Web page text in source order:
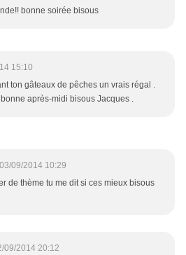
bonne soirée bisous
15:10
ton gâteaux de pêches un vrais régal .
après-midi bisous Jacques .
03/09/2014 10:29
de thème tu me dit si ces mieux bisous
09/2014 20:12